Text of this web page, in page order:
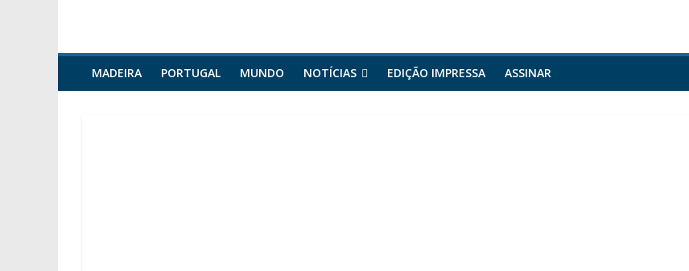
MADEIRA PORTUGAL MUNDO NOTÍCIAS EDIÇÃO IMPRESSA ASSINAR